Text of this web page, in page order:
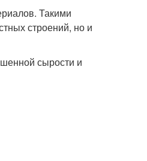
Такими
строений, но и
сырости и